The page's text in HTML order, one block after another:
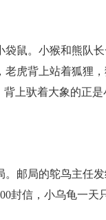
鼠。小猴和熊队长
虎背上站着狐狸
上驮着大象的正
局的鸵鸟主任发
封信，小乌龟一天